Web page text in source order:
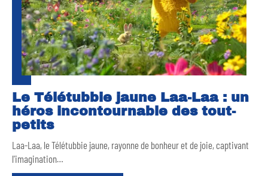
Le Télétubbie jaune Laa-Laa : un
héros incontournable des tout-
petits
Laa-Laa, le Télétubbie jaune, rayonne de bonheur et de joie, captivant
l'imagination…